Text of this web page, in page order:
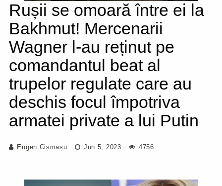
Rușii se omoară între ei la
Bakhmut! Mercenarii
Wagner l-au reținut pe
comandantul beat al
trupelor regulate care au
deschis focul împotriva
armatei private a lui Putin
Eugen Cișmașu Jun 5, 2023 4756